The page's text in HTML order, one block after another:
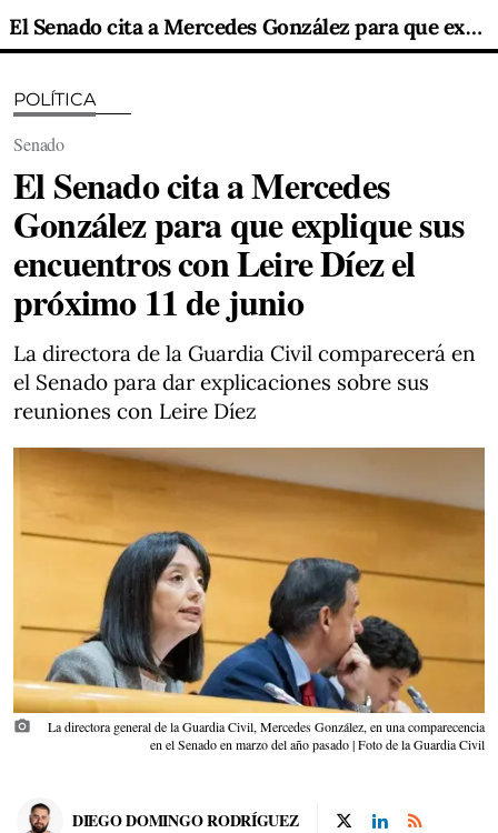
El Senado cita a Mercedes González para que explique sus encuentros con Leire Díez el próximo 11 de junio
POLÍTICA
Senado
El Senado cita a Mercedes
González para que explique sus
encuentros con Leire Díez el
próximo 11 de junio
La directora de la Guardia Civil comparecerá en
el Senado para dar explicaciones sobre sus
reuniones con Leire Díez
photo_camera
La directora general de la Guardia Civil, Mercedes González, en una comparecencia
en el Senado en marzo del año pasado | Foto de la Guardia Civil
DIEGO DOMINGO RODRÍGUEZ